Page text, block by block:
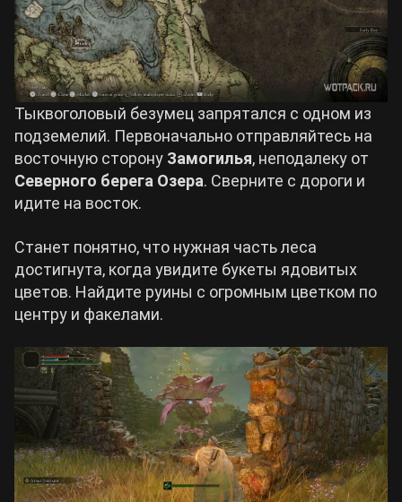
Тыквоголовый безумец запрятался с одном из
подземелий. Первоначально отправляйтесь на
восточную сторону Замогилья, неподалеку от
Северного берега Озера. Сверните с дороги и
идите на восток.
Станет понятно, что нужная часть леса
достигнута, когда увидите букеты ядовитых
цветов. Найдите руины с огромным цветком по
центру и факелами.